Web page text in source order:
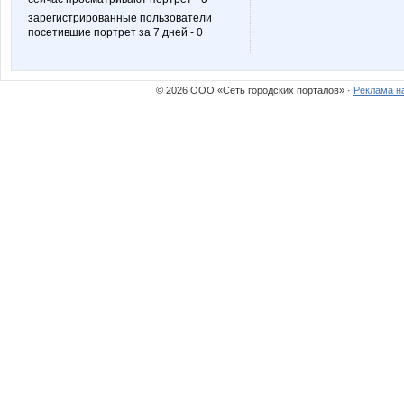
зарегистрированные пользователи
посетившие портрет за 7 дней - 0
© 2026 ООО «Сеть городских порталов» · Реклама